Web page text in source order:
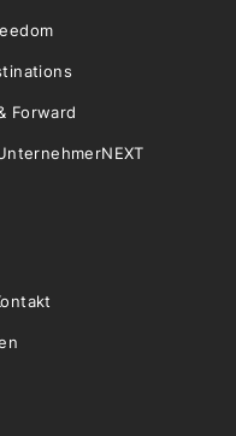
Forward